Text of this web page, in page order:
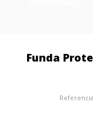
Funda
Referencia